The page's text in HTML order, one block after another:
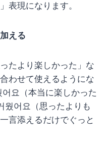
表現になります。
える
たより楽しかった」な
わせて使えるようにな
요（本当に楽しかった
웠어요（思ったよりも
言添えるだけでぐっと